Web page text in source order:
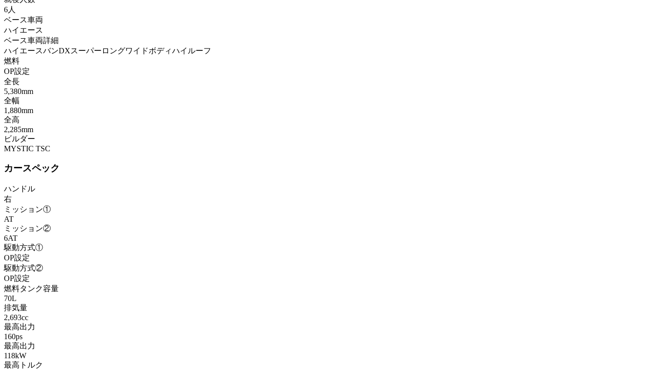
6人
ベース車両
ハイエース
ベース車両詳細
ハイエースバンDXスーパーロングワイドボディハイルーフ
燃料
OP設定
全長
5,380mm
全幅
1,880mm
全高
2,285mm
ビルダー
MYSTIC TSC
カースペック
ハンドル
右
ミッション①
AT
ミッション②
6AT
駆動方式①
OP設定
駆動方式②
OP設定
燃料タンク容量
70L
排気量
2,693cc
最高出力
160ps
最高出力
118kW
最高トルク